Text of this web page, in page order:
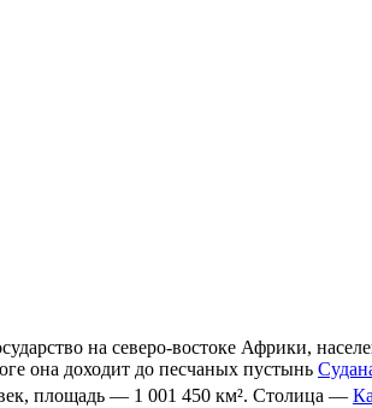
на северо-востоке Африки,
она доходит до песчаных пустынь
площадь — 1 001 450 км². Столица —